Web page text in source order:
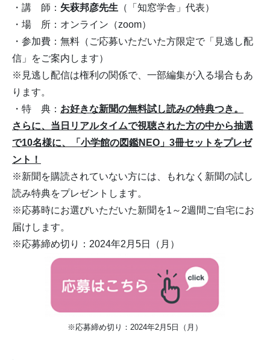
・講 師： 矢萩邦彦先生 （「知窓学舎」代表）
・場 所：オンライン（zoom）
・参加費：無料（ご応募いただいた方限定で「見逃し配
信」をご案内します）
※見逃し配信は権利の関係で、一部編集が入る場合もあ
ります。
・特 典： お好きな新聞の無料試し読みの特典つき。
さらに、当日リアルタイムで視聴された方の中から抽選
で10名様に、「小学館の図鑑NEO」3冊セットをプレゼ
ント ！
※新聞を購読されていない方には、もれなく新聞の試し
読み特典をプレゼントします。
※応募時にお選びいただいた新聞を1～2週間ご自宅にお
届けします。
※応募締め切り：2024年2月5日（月）
※応募締め切り：2024年2月5日（月）